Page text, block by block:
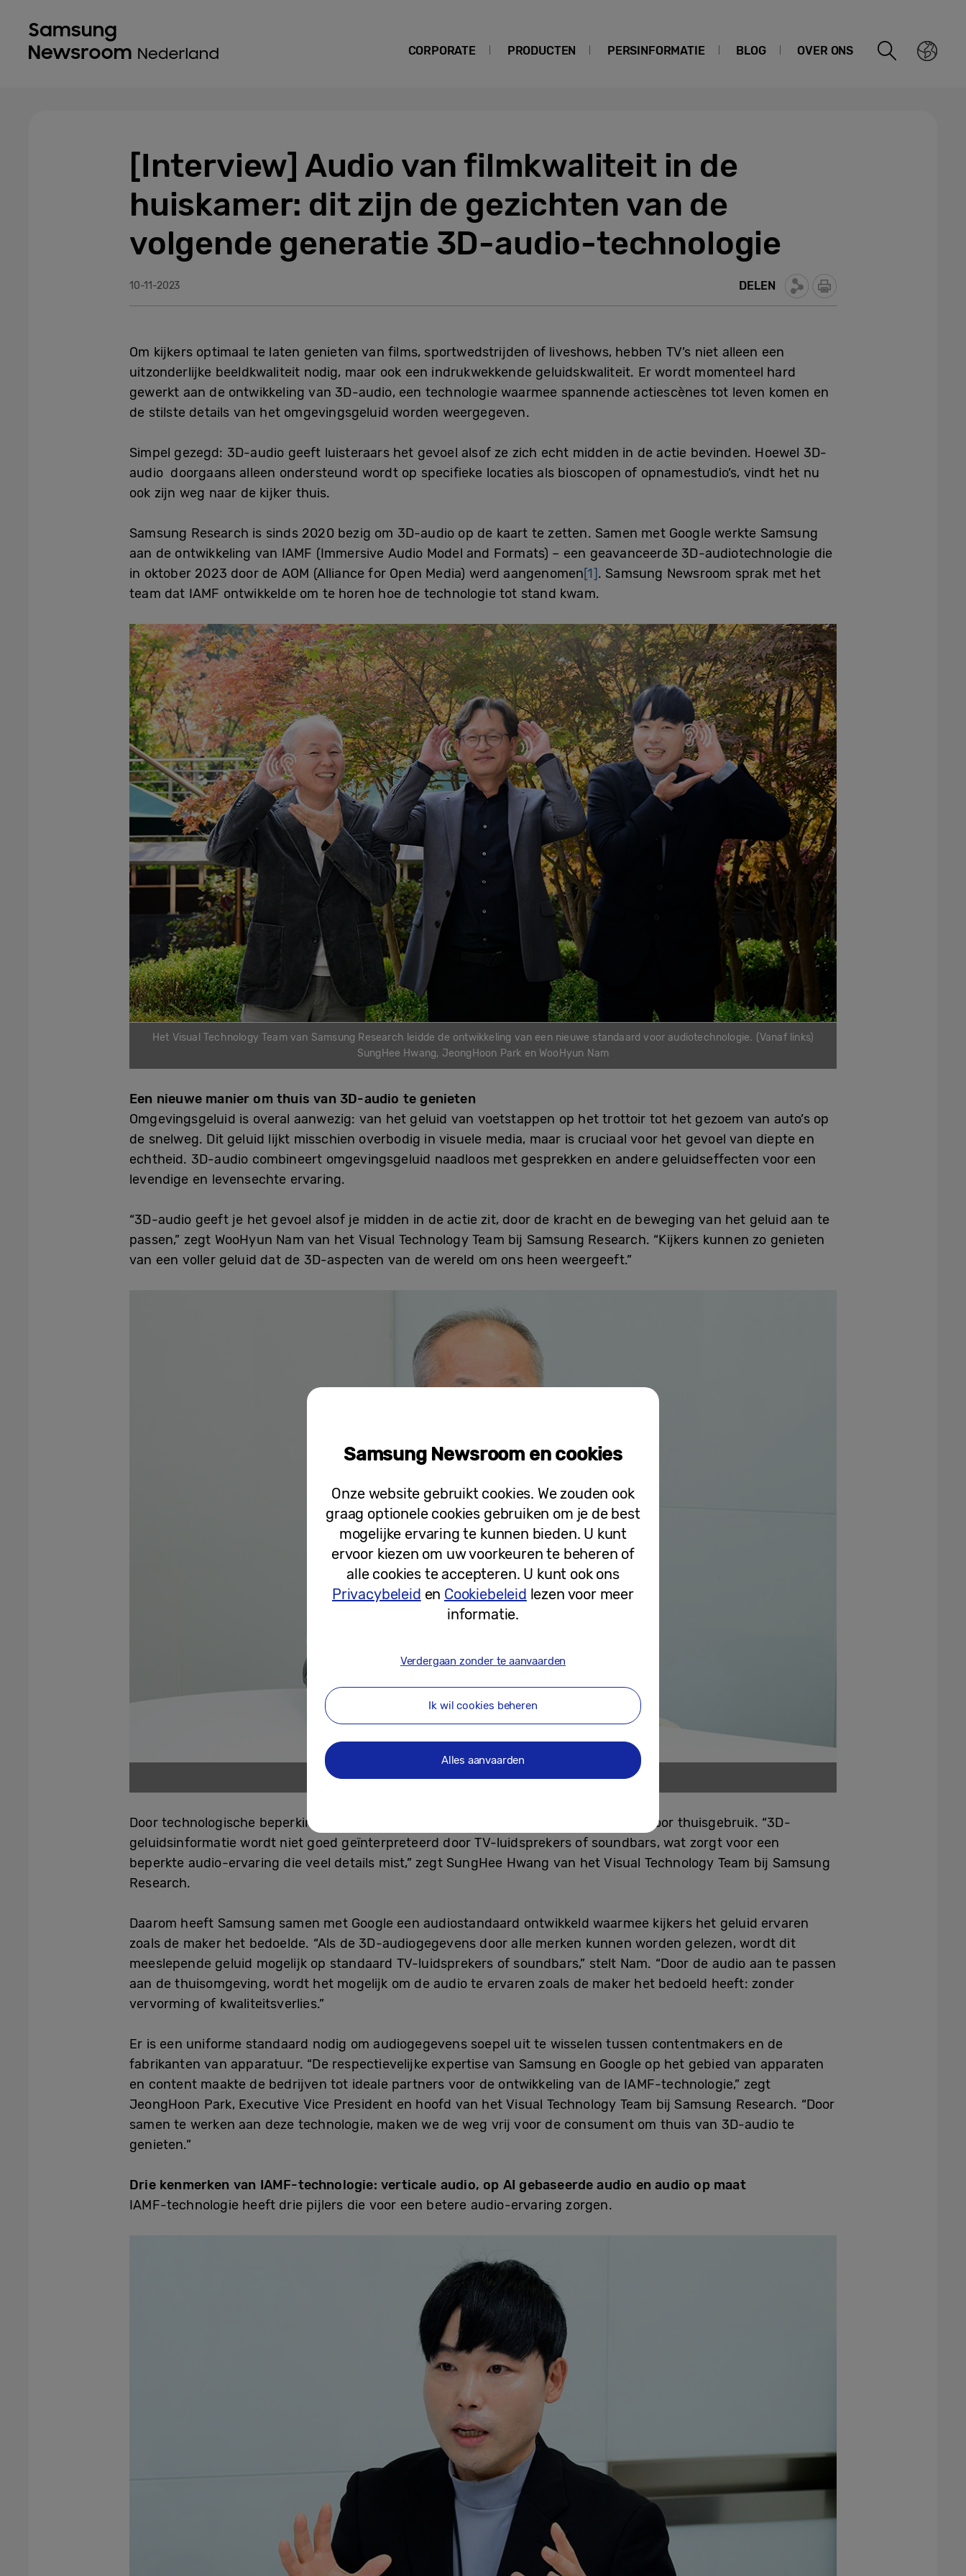
CORPORATE PRODUCTEN PERSINFORMATIE BLOG OVER ONS
[Interview] Audio van filmkwaliteit in de
huiskamer: dit zijn de gezichten van de
volgende generatie 3D-audio-technologie
10-11-2023 DELEN
Om kijkers optimaal te laten genieten van films, sportwedstrijden of liveshows, hebben TV’s niet alleen een
uitzonderlijke beeldkwaliteit nodig, maar ook een indrukwekkende geluidskwaliteit. Er wordt momenteel hard
gewerkt aan de ontwikkeling van 3D-audio, een technologie waarmee spannende actiescènes tot leven komen en
de stilste details van het omgevingsgeluid worden weergegeven.
Simpel gezegd: 3D-audio geeft luisteraars het gevoel alsof ze zich echt midden in de actie bevinden. Hoewel 3D-
audio doorgaans alleen ondersteund wordt op specifieke locaties als bioscopen of opnamestudio’s, vindt het nu
ook zijn weg naar de kijker thuis.
Samsung Research is sinds 2020 bezig om 3D-audio op de kaart te zetten. Samen met Google werkte Samsung
aan de ontwikkeling van IAMF (Immersive Audio Model and Formats) – een geavanceerde 3D-audiotechnologie die
in oktober 2023 door de AOM (Alliance for Open Media) werd aangenomen[1]. Samsung Newsroom sprak met het
team dat IAMF ontwikkelde om te horen hoe de technologie tot stand kwam.
Het Visual Technology Team van Samsung Research leidde de ontwikkeling van een nieuwe standaard voor audiotechnologie. (Vanaf links)
SungHee Hwang, JeongHoon Park en WooHyun Nam
Een nieuwe manier om thuis van 3D-audio te genieten
Omgevingsgeluid is overal aanwezig: van het geluid van voetstappen op het trottoir tot het gezoem van auto’s op
de snelweg. Dit geluid lijkt misschien overbodig in visuele media, maar is cruciaal voor het gevoel van diepte en
echtheid. 3D-audio combineert omgevingsgeluid naadloos met gesprekken en andere geluidseffecten voor een
levendige en levensechte ervaring.
“3D-audio geeft je het gevoel alsof je midden in de actie zit, door de kracht en de beweging van het geluid aan te
passen,” zegt WooHyun Nam van het Visual Technology Team bij Samsung Research. “Kijkers kunnen zo genieten
van een voller geluid dat de 3D-aspecten van de wereld om ons heen weergeeft.”
SungHee Hwang van het Visual Technology Team van Samsung Research
Door technologische beperkingen was het moeilijk om de technologie toe te passen voor thuisgebruik. “3D-
geluidsinformatie wordt niet goed geïnterpreteerd door TV-luidsprekers of soundbars, wat zorgt voor een
beperkte audio-ervaring die veel details mist,” zegt SungHee Hwang van het Visual Technology Team bij Samsung
Research.
Daarom heeft Samsung samen met Google een audiostandaard ontwikkeld waarmee kijkers het geluid ervaren
zoals de maker het bedoelde. “Als de 3D-audiogegevens door alle merken kunnen worden gelezen, wordt dit
meeslepende geluid mogelijk op standaard TV-luidsprekers of soundbars,” stelt Nam. “Door de audio aan te passen
aan de thuisomgeving, wordt het mogelijk om de audio te ervaren zoals de maker het bedoeld heeft: zonder
vervorming of kwaliteitsverlies.”
Er is een uniforme standaard nodig om audiogegevens soepel uit te wisselen tussen contentmakers en de
fabrikanten van apparatuur. “De respectievelijke expertise van Samsung en Google op het gebied van apparaten
en content maakte de bedrijven tot ideale partners voor de ontwikkeling van de IAMF-technologie,” zegt
JeongHoon Park, Executive Vice President en hoofd van het Visual Technology Team bij Samsung Research. “Door
samen te werken aan deze technologie, maken we de weg vrij voor de consument om thuis van 3D-audio te
genieten.”
Drie kenmerken van IAMF-technologie: verticale audio, op AI gebaseerde audio en audio op maat
IAMF-technologie heeft drie pijlers die voor een betere audio-ervaring zorgen.
Samsung Newsroom en cookies
Onze website gebruikt cookies. We zouden ook
graag optionele cookies gebruiken om je de best
mogelijke ervaring te kunnen bieden. U kunt
ervoor kiezen om uw voorkeuren te beheren of
alle cookies te accepteren. U kunt ook ons
Privacybeleid en Cookiebeleid lezen voor meer
informatie.
Verdergaan zonder te aanvaarden
Ik wil cookies beheren
Alles aanvaarden